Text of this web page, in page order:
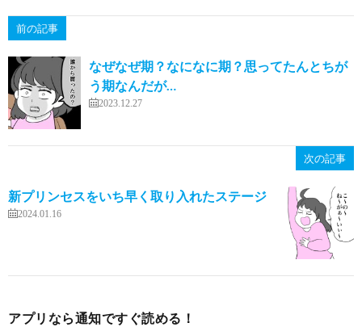
前の記事
なぜなぜ期？なになに期？思ってたんとちが
う期なんだが…
2023.12.27
次の記事
新プリンセスをいち早く取り入れたステージ
2024.01.16
アプリなら通知ですぐ読める！